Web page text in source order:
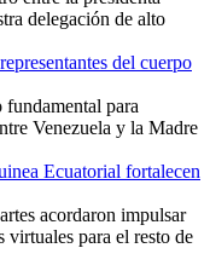
delegación de alto
del cuerpo
para
Venezuela y la Madre
Ecuatorial fortalecen
acordaron impulsar
para el resto de